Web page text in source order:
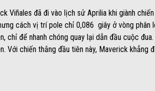
Viñales đã đi vào lịch sử Aprilia khi giành
cách vị trí pole chỉ 0,086 giây ở vòng
chỉ để nhanh chóng quay lại dẫn đầu cuộc
Với chiến thắng đầu tiên này, Maverick khẳng